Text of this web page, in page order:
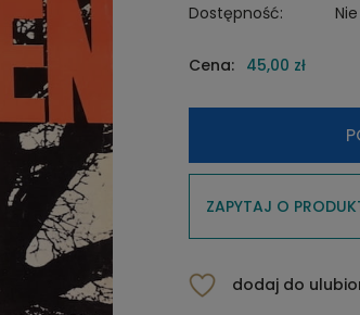
Dostępność: Nie
Cena: 45,00 zł
ZAPYTAJ O
dodaj do